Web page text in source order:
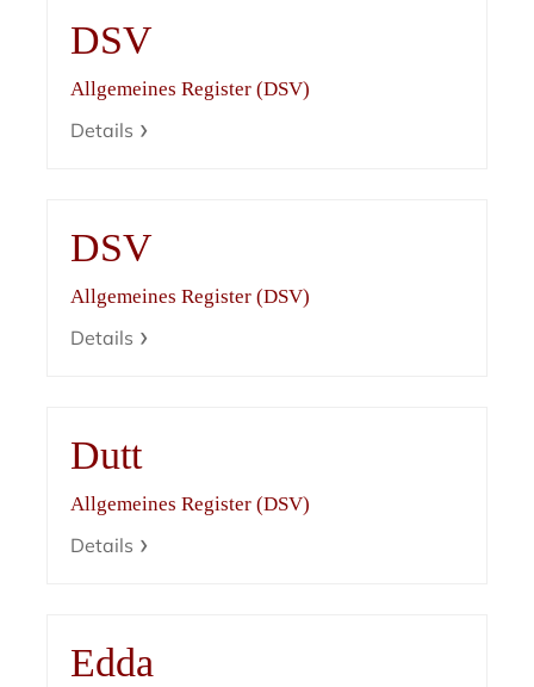
DSV
Allgemeines Register (DSV)
Details
DSV
Allgemeines Register (DSV)
Details
Dutt
Allgemeines Register (DSV)
Details
Edda